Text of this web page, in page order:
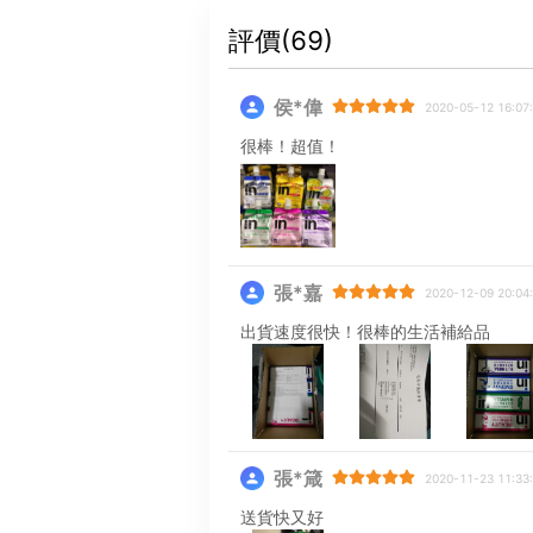
評價(69)
侯*偉 2020-05-12
很棒！超值！
張*嘉 2020-12-09
出貨速度很快！很棒的生活補給品
張*箴 2020-11-23
送貨快又好